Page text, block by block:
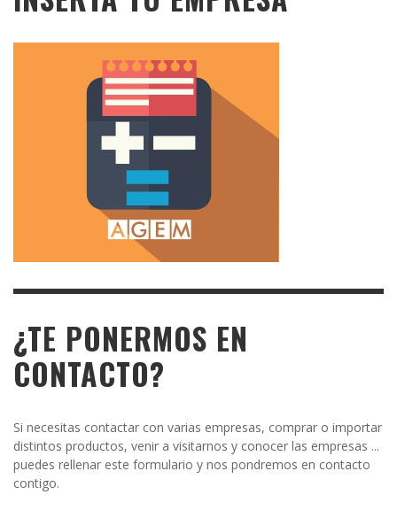
¿TE PONERMOS EN
CONTACTO?
Si necesitas contactar con varias empresas, comprar o importar
distintos productos, venir a visitarnos y conocer las empresas ...
puedes rellenar este formulario y nos pondremos en contacto
contigo.